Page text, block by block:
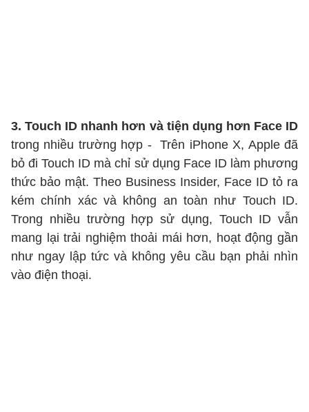
3. Touch ID nhanh hơn và tiện dụng hơn Face ID
trong nhiều trường hợp - Trên iPhone X, Apple đã
bỏ đi Touch ID mà chỉ sử dụng Face ID làm phương
thức bảo mật. Theo Business Insider, Face ID tỏ ra
kém chính xác và không an toàn như Touch ID.
Trong nhiều trường hợp sử dụng, Touch ID vẫn
mang lại trải nghiệm thoải mái hơn, hoạt động gần
như ngay lập tức và không yêu cầu bạn phải nhìn
vào điện thoại.